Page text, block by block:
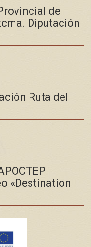
de
Diputación
Ruta del
«Destination